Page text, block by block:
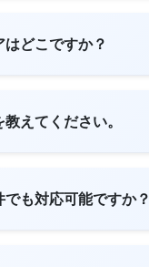
はどこですか？
えてください。
でも対応可能ですか？